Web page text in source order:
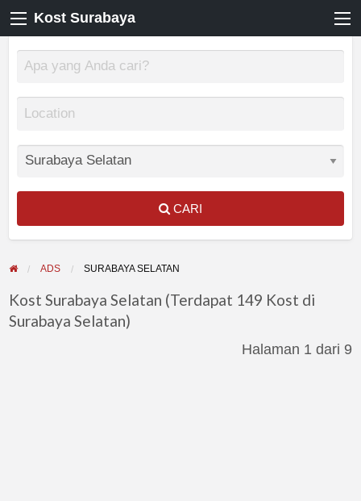
Kost Surabaya
CARI
ADS SURABAYA SELATAN
Kost Surabaya Selatan (Terdapat 149 Kost di
Surabaya Selatan)
Halaman 1 dari 9